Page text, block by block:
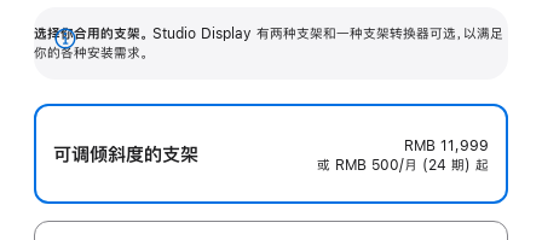
选择你合用的支架。 Studio Display 有两种支架和一种支架转换器可选，以满足
你的各种安装需求。
展
可调倾斜度的支架
RMB 11,999
或 RMB 500/月 (24 期) 起